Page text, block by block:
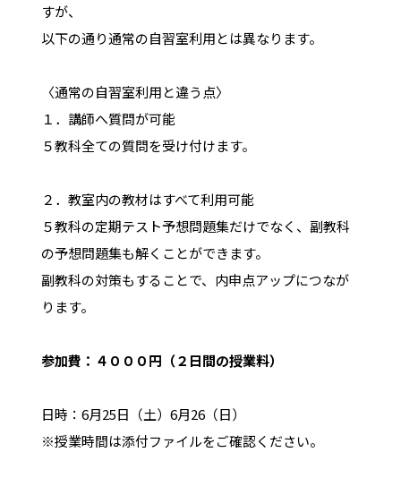
すが、
以下の通り通常の自習室利用とは異なります。
〈通常の自習室利用と違う点〉
１．講師へ質問が可能
５教科全ての質問を受け付けます。
２．教室内の教材はすべて利用可能
５教科の定期テスト予想問題集だけでなく、副教科
の予想問題集も解くことができます。
副教科の対策もすることで、内申点アップにつなが
ります。
参加費：４０００円（２日間の授業料）
日時：6月25日（土）6月26（日）
※授業時間は添付ファイルをご確認ください。